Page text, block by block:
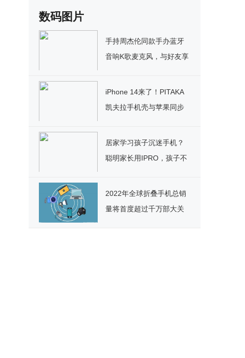
数码图片
手持周杰伦同款手办蓝牙
音响K歌麦克风，与好友享
iPhone 14来了！PITAKA
凯夫拉手机壳与苹果同步
居家学习孩子沉迷手机？
聪明家长用IPRO，孩子不
2022年全球折叠手机总销
量将首度超过千万部大关